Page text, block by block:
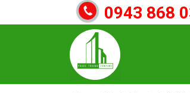
0943 868